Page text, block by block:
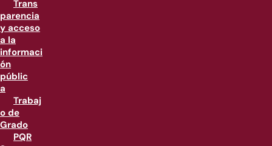
Trans
parencia
y acceso
a la
informaci
ón
públic
a
Trabaj
o de
Grado
PQR